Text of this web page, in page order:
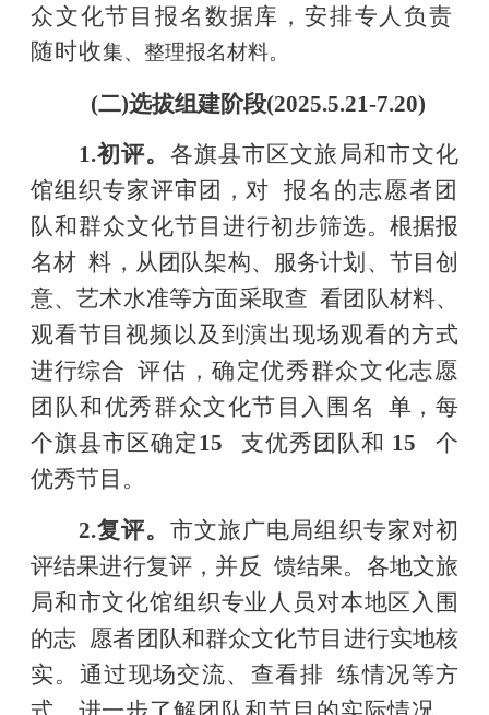
众文化节目报名数据库，安排专人负责
随时收集、整理报名材料。
(二)选拔组建阶段(2025.5.21-7.20)
1.初评。 各旗县市区文旅局和市文化
馆组织专家评审团，对 报名的志愿者团
队和群众文化节目进行初步筛选。根据报
名材 料，从团队架构、服务计划、节目创
意、艺术水准等方面采取查 看团队材料、
观看节目视频以及到演出现场观看的方式
进行综合 评估，确定优秀群众文化志愿
团队和优秀群众文化节目入围名
单，每
个旗县市区确定15 支优秀团队和 15 个
优秀节目。
2.复评。 市文旅广电局组织专家对初
评结果进行复评，并反 馈结果。各地文旅
局和市文化馆组织专业人员对本地区入围
的志 愿者团队和群众文化节目进行实地核
实。通过现场交流、查看排 练情况等方